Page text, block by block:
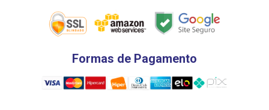
Formas de Pagamento